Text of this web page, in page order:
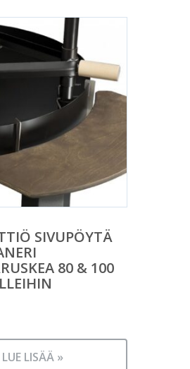
SIVUPÖYTÄ
80 & 100
LUE LISÄÄ »